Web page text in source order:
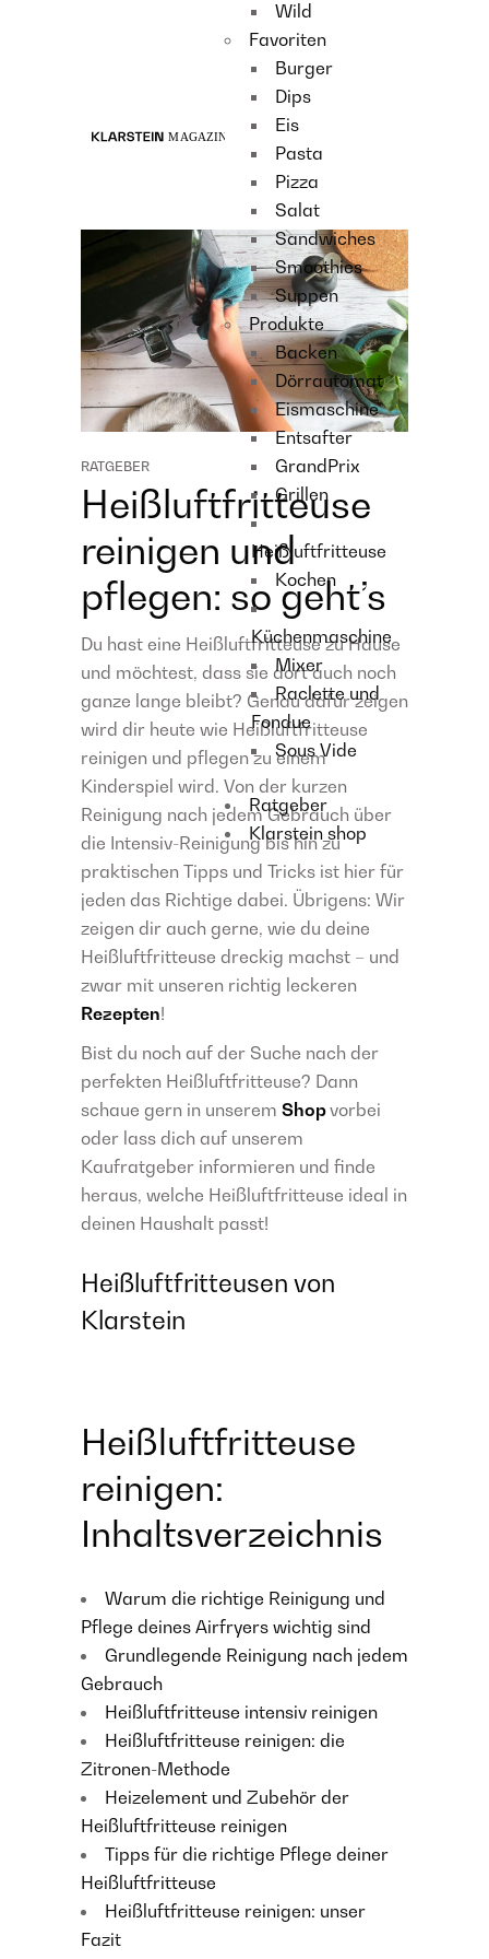
Wild
Favoriten
Burger
Dips
Eis
Pasta
Pizza
Salat
Sandwiches
Smoothies
Suppen
Produkte
Backen
Dörrautomat
Eismaschine
Entsafter
GrandPrix
Grillen
Heißluftfritteuse
Kochen
Küchenmaschine
Mixer
Raclette und
Fondue
Sous Vide
Ratgeber
Klarstein shop
RATGEBER
Heißluftfritteuse
reinigen und
pflegen: so geht’s
Du hast eine Heißluftfritteuse zu Hause
und möchtest, dass sie dort auch noch
ganze lange bleibt? Genau dafür zeigen
wird dir heute wie Heißluftfritteuse
reinigen und pflegen zu einem
Kinderspiel wird. Von der kurzen
Reinigung nach jedem Gebrauch über
die Intensiv-Reinigung bis hin zu
praktischen Tipps und Tricks ist hier für
jeden das Richtige dabei. Übrigens: Wir
zeigen dir auch gerne, wie du deine
Heißluftfritteuse dreckig machst – und
zwar mit unseren richtig leckeren
Rezepten!
Bist du noch auf der Suche nach der
perfekten Heißluftfritteuse? Dann
schaue gern in unserem Shopvorbei
oder lass dich auf unserem
Kaufratgeber informieren und finde
heraus, welche Heißluftfritteuse ideal in
deinen Haushalt passt!
Heißluftfritteusen von
Klarstein
Heißluftfritteuse
reinigen:
Inhaltsverzeichnis
Warum die richtige Reinigung und
Pflege deines Airfryers wichtig sind
Grundlegende Reinigung nach jedem
Gebrauch
Heißluftfritteuse intensiv reinigen
Heißluftfritteuse reinigen: die
Zitronen-Methode
Heizelement und Zubehör der
Heißluftfritteuse reinigen
Tipps für die richtige Pflege deiner
Heißluftfritteuse
Heißluftfritteuse reinigen: unser
Fazit